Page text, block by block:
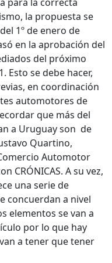
la propuesta se
1º de enero de
en la aprobación del
del próximo
Esto se debe hacer,
en coordinación
automotores de
que más del
a Uruguay son de
Quartino,
Automotor
CRÓNICAS. A su vez,
una serie de
concuerdan a nivel
elementos se van a
por lo que hay
a tener que tener